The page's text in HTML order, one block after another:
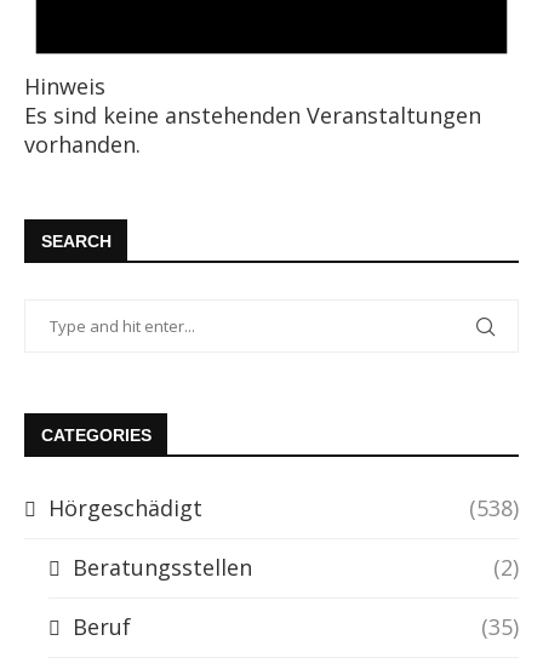
Hinweis
Es sind keine anstehenden Veranstaltungen
vorhanden.
SEARCH
CATEGORIES
Hörgeschädigt (538)
Beratungsstellen (2)
Beruf (35)